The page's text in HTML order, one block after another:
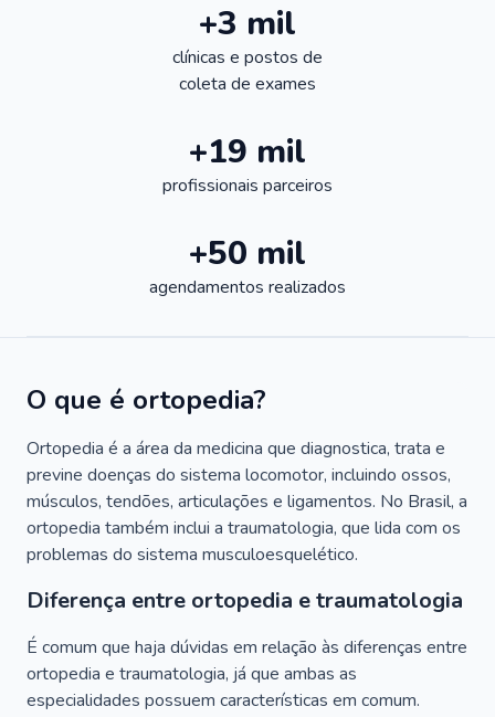
+3 mil
clínicas e postos de
coleta de exames
+19 mil
profissionais parceiros
+50 mil
agendamentos realizados
O que é ortopedia?
Ortopedia é a área da medicina que diagnostica, trata e
previne doenças do sistema locomotor, incluindo ossos,
músculos, tendões, articulações e ligamentos. No Brasil, a
ortopedia também inclui a traumatologia, que lida com os
problemas do sistema musculoesquelético.
Diferença entre ortopedia e traumatologia
É comum que haja dúvidas em relação às diferenças entre
ortopedia e traumatologia, já que ambas as
especialidades possuem características em comum.